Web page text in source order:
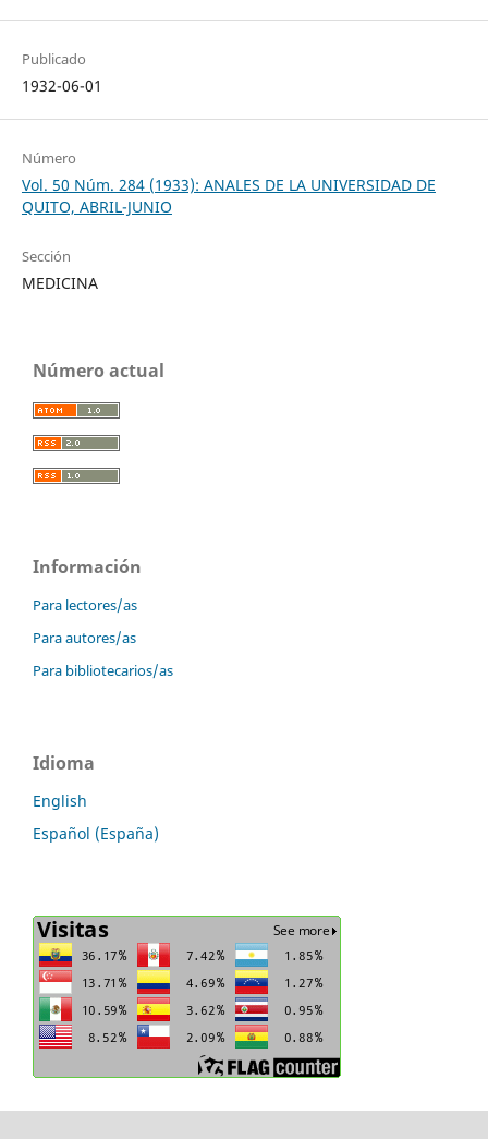
Publicado
1932-06-01
Número
Vol. 50 Núm. 284 (1933): ANALES DE LA UNIVERSIDAD DE
QUITO, ABRIL-JUNIO
Sección
MEDICINA
Número actual
Información
Para lectores/as
Para autores/as
Para bibliotecarios/as
Idioma
English
Español (España)